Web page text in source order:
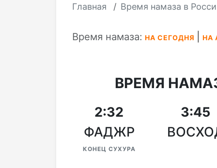
Главная Время намаза в
Время намаза: НА СЕГОДНЯ НА
ВРЕМЯ
2:32
ФАДЖР
КОНЕЦ СУХУРА
3:45